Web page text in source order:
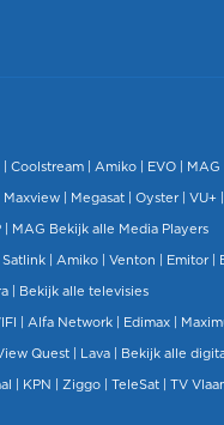
| Coolstream | Amiko EVO MAG
Maxview Megasat | Oyster | VU+
MAG Bekijk alle Media Players
Satlink Amiko Venton Emitor
Bekijk alle televisies
Alfa Network Edimax |
Quest Lava Bekijk alle
KPN Ziggo TeleSat TV